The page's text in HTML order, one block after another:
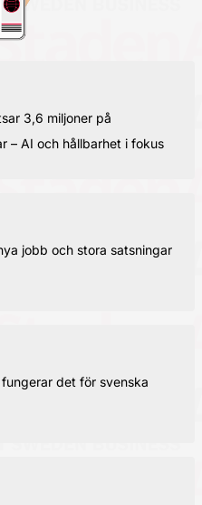
3,6 miljoner på
– AI och hållbarhet i fokus
jobb och stora satsningar
det för svenska